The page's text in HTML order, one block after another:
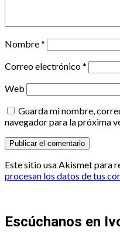
Nombre*
Correo electrónico*
Web
Guarda mi nombre,
navegador para la próxima
Este sitio usa Akismet para
procesan los datos de tus
Escúchanos en